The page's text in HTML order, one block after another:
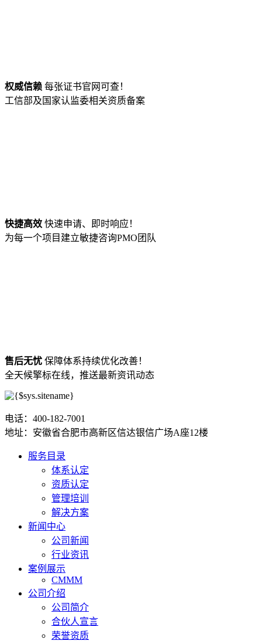
权威信赖 每张证书官网可查！
工信部及国家认监委相关资质备案
快捷高效 快速申请、即时响应！
为每一个项目建立敏捷咨询PMO团队
售后无忧 保障体系持续优化改善！
全天候擎标在线，推送最新资讯动态
电话：400-182-7001
地址：安徽省合肥市高新区信达银信广场A座12楼
服务目录
体系认定
资质认定
管理培训
解决方案
新闻中心
公司新闻
行业资讯
案例展示
CMMM
公司介绍
公司简介
合伙人宣言
荣誉资质